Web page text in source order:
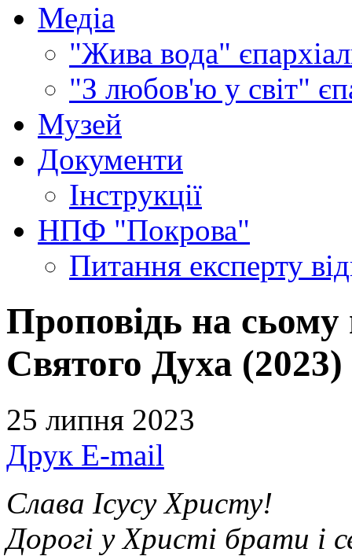
Медіа
"Жива вода"
"З любов'ю у світ"
Музей
Документи
Інструкції
НПФ "Покрова"
Питання експерту
Проповідь на сьому
Святого Духа (2023)
25 липня 2023
Друк E-mail
Слава Ісусу Христу!
Дорогі у Христі брати і